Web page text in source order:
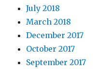
July 2018
March 2018
December 2017
October 2017
September 2017